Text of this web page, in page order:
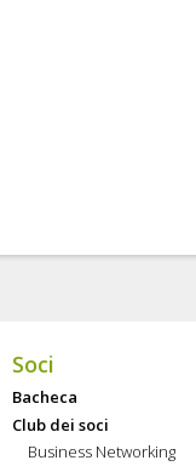
Soci
Bacheca
Club dei soci
Business Networking